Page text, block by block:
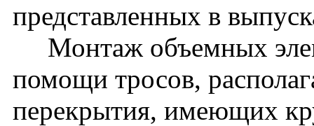
представленных в
Монтаж объемных
помощи тросов,
перекрытия, имеющих